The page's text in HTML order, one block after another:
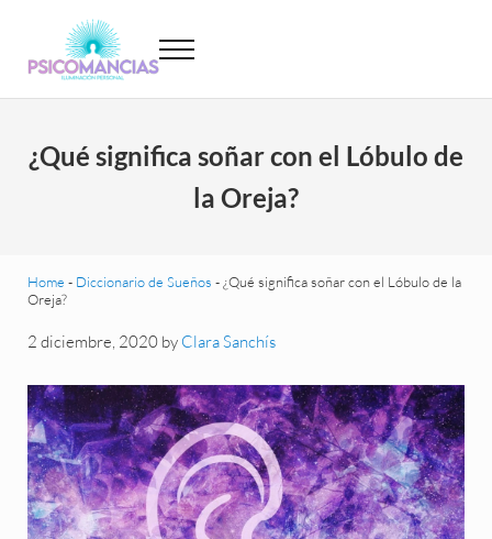
Psicomancias
Menu
¿Qué significa soñar con el Lóbulo de
la Oreja?
Home - Diccionario de Sueños -¿Qué significa soñar con el Lóbulo de la
Oreja?
2 diciembre, 2020 by Clara Sanchís